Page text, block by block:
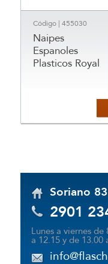
Código | 455030
Naipes
Espanoles
Plasticos Royal
Soriano
2901
Lunes a viernes de
a 12.15 y de 13.00